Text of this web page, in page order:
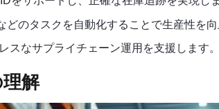
どのタスクを自動化することで生産性を向
スなサプライチェーン運用を支援します。
解